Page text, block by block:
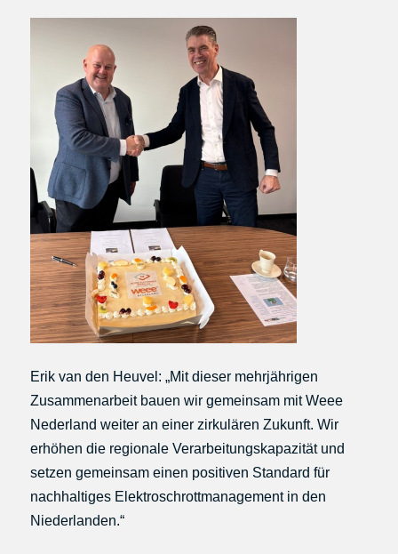
Erik van den Heuvel: „Mit dieser mehrjährigen
Zusammenarbeit bauen wir gemeinsam mit Weee
Nederland weiter an einer zirkulären Zukunft. Wir
erhöhen die regionale Verarbeitungskapazität und
setzen gemeinsam einen positiven Standard für
nachhaltiges Elektroschrottmanagement in den
Niederlanden.“